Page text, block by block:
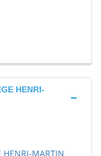
HENRI-
HENRI-MARTIN